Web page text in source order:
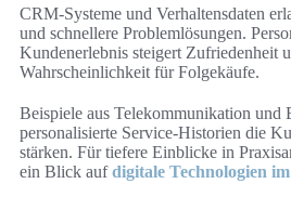
CRM-Systeme und Verhaltensdaten
und schnellere Problemlösungen.
Kundenerlebnis steigert Zufriedenheit
Wahrscheinlichkeit für Folgekäufe.
Beispiele aus Telekommunikation und
personalisierte Service-Historien die
stärken. Für tiefere Einblicke in
ein Blick aufdigitale Technologien